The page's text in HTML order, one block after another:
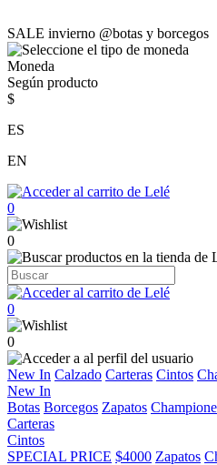
SALE invierno @botas y borcegos
Moneda
Según producto
$
ES
EN
0
0
0
0
New In Calzado Carteras Cintos
New In
Botas Borcegos Zapatos
Carteras
Cintos
SPECIAL PRICE $4000 Zapatos